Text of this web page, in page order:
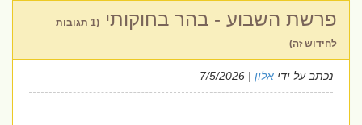
פרשת השבוע - בהר בחוקותי
(1 תגובות
לחידוש זה)
נכתב על ידיאלון| 7/5/2026